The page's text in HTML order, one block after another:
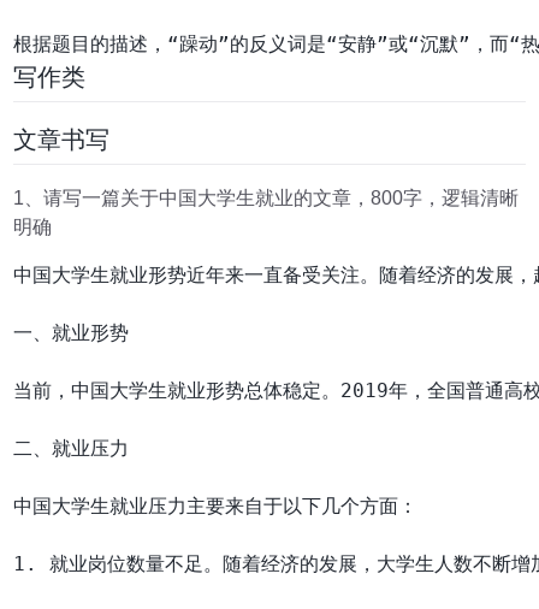
写作类
文章书写
1、请写一篇关于中国大学生就业的文章，800字，逻辑清晰
明确
中国大学生就业形势近年来一直备受关注。随着经济的发展
一、就业形势
当前，中国大学生就业形势总体稳定。2019年，全国普通
二、就业压力
中国大学生就业压力主要来自于以下几个方面：
1. 就业岗位数量不足。随着经济的发展，大学生人数不断